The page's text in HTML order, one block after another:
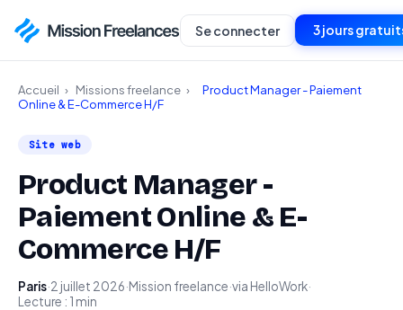
Se connecter 3 jours
Accueil › Missions freelance ›
Product Manager - Paiement
Online & E-Commerce H/F
Site web
Product Manager -
Paiement Online & E-
Commerce H/F
Paris·2 juillet 2026·Mission freelance·via HelloWork·
Lecture : 1 min